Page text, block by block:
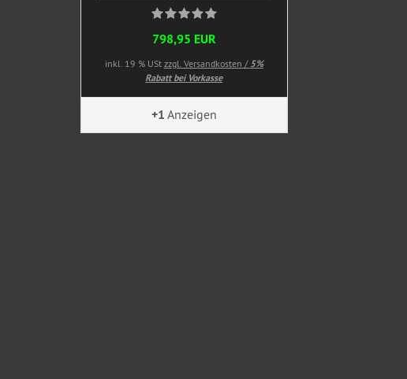
798,95 EUR
inkl. 19 % USt zzgl. Versandkosten / 5%
Rabatt bei Vorkasse
+1 Anzeigen